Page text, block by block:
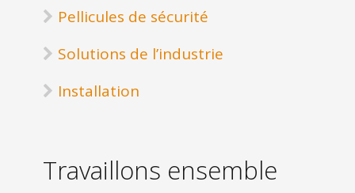
Pellicules de sécurité
Solutions de l’industrie
Installation
Travaillons ensemble